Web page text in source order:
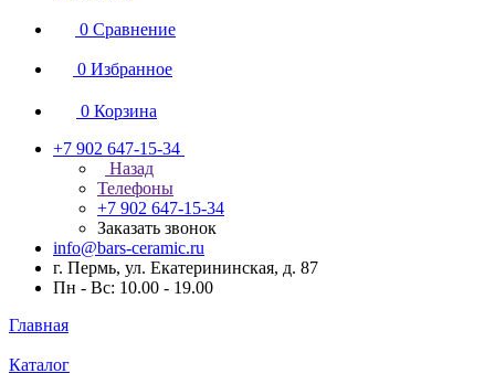
0 Сравнение
0 Избранное
0 Корзина
+7 902 647-15-34
Назад
Телефоны
+7 902 647-15-34
Заказать звонок
info@bars-ceramic.ru
г. Пермь, ул. Екатерининская, д. 87
Пн - Вс: 10.00 - 19.00
Главная
Каталог